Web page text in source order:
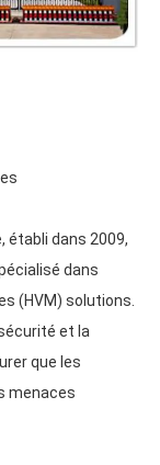
établi dans 2009,
dans
(HVM) solutions
et la
que les
menaces